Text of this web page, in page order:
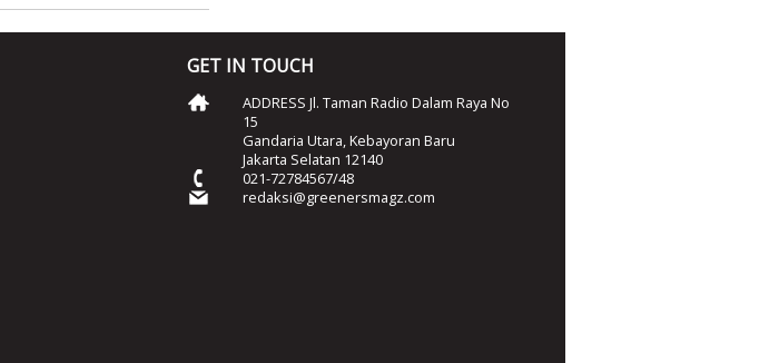
GET IN TOUCH
ADDRESS Jl. Taman Radio Dalam Raya No
15
Gandaria Utara, Kebayoran Baru
Jakarta Selatan 12140
021-72784567/48
redaksi@greenersmagz.com